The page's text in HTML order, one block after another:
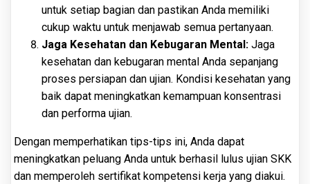
untuk setiap bagian dan pastikan Anda memiliki
cukup waktu untuk menjawab semua pertanyaan.
Jaga Kesehatan dan Kebugaran Mental: Jaga
kesehatan dan kebugaran mental Anda sepanjang
proses persiapan dan ujian. Kondisi kesehatan yang
baik dapat meningkatkan kemampuan konsentrasi
dan performa ujian.
Dengan memperhatikan tips-tips ini, Anda dapat
meningkatkan peluang Anda untuk berhasil lulus ujian SKK
dan memperoleh sertifikat kompetensi kerja yang diakui.